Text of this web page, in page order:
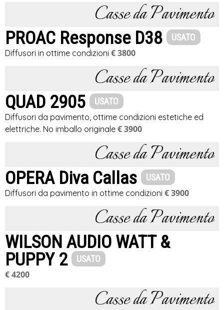
Casse da Pavimento
PROAC Response D38 USATO
Diffusori in ottime condizioni € 3800
Casse da Pavimento
QUAD 2905 USATO
Diffusori da pavimento, ottime condizioni estetiche ed
elettriche. No imballo originale € 3900
Casse da Pavimento
OPERA Diva Callas USATO
Diffusori da pavimento in ottime condizioni € 3900
Casse da Pavimento
WILSON AUDIO WATT &
PUPPY 2
USATO
€ 4200
Casse da Pavimento